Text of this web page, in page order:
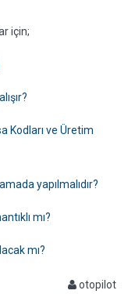
için;
Kodları ve Üretim
yapılmalıdır?
mı?
mı?
otopilot